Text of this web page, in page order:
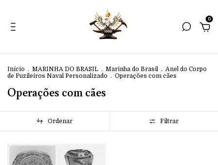
0
Início . MARINHA DO BRASIL . Marinha do Brasil . Anel do Corpo
de Fuzileiros Naval Personalizado . Operações com cães
Operações com cães
Ordenar Filtrar